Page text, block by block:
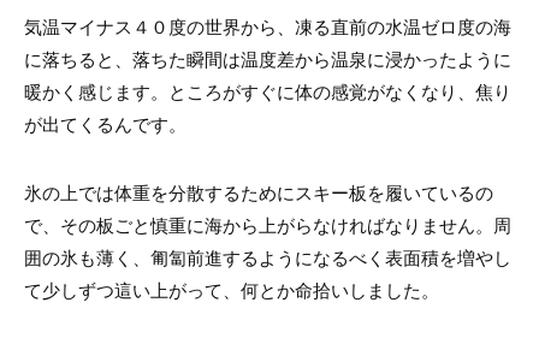
気温マイナス４０度の世界から、凍る直前の水温ゼロ度の海
に落ちると、落ちた瞬間は温度差から温泉に浸かったように
暖かく感じます。ところがすぐに体の感覚がなくなり、焦り
が出てくるんです。
氷の上では体重を分散するためにスキー板を履いているの
で、その板ごと慎重に海から上がらなければなりません。周
囲の氷も薄く、匍匐前進するようになるべく表面積を増やし
て少しずつ這い上がって、何とか命拾いしました。